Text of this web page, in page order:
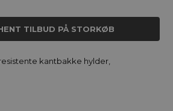
TILBUD PÅ STORKØB
kantbakke hylder,